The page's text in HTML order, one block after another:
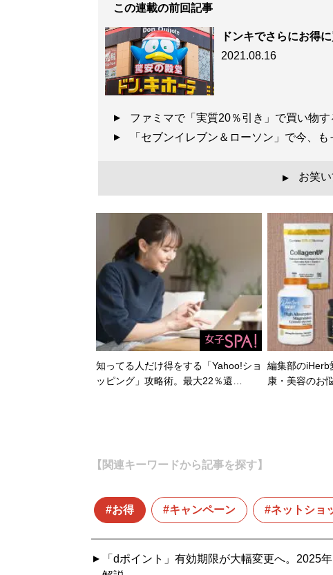
この連載の前回記事
ドンキでさらにお得
2021.08.16
ファミマで「実質20％引き」で買い物
「セブンイレブン＆ローソン」で今、
▲ お笑
知ってる人だけ得をする「Yahoo!ショ
ッピング」攻略術。最大22％還…
編集部のiHerb
康・美容のお
【関連キーワードから記事を探す】
お得 キャンペーン ネットショ
「dポイント」有効期限が大幅変更へ。2025